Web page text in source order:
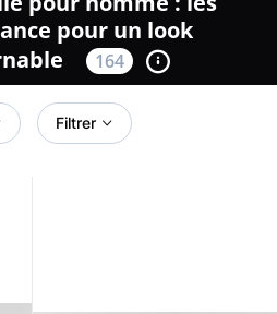
pour un look
164
Filtrer